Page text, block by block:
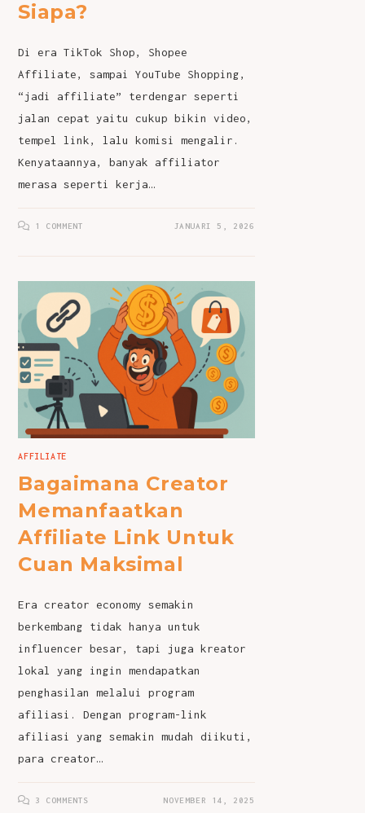
Siapa?
Di era TikTok Shop, Shopee
Affiliate, sampai YouTube Shopping,
“jadi affiliate” terdengar seperti
jalan cepat yaitu cukup bikin video,
tempel link, lalu komisi mengalir.
Kenyataannya, banyak affiliator
merasa seperti kerja…
1 COMMENT JANUARI 5, 2026
AFFILIATE
Bagaimana Creator
Memanfaatkan
Affiliate Link Untuk
Cuan Maksimal
Era creator economy semakin
berkembang tidak hanya untuk
influencer besar, tapi juga kreator
lokal yang ingin mendapatkan
penghasilan melalui program
afiliasi. Dengan program-link
afiliasi yang semakin mudah diikuti,
para creator…
3 COMMENTS NOVEMBER 14, 2025